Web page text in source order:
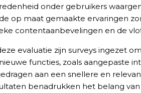
Nghề nghiệp...
onder gebruikers
op maat gemaakte ervaringen
contentaanbevelingen en de
evaluatie zijn surveys ingezet
functies, zoals aangepaste
aan een snellere en
benadrukken het belang